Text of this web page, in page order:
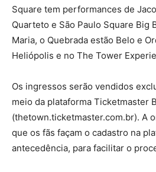
Square tem performances de
Quarteto e São Paulo Square Big
Maria, o Quebrada estão Belo e
Heliópolis e no The Tower
Os ingressos serão vendidos
meio da plataforma Ticketmaster
(thetown.ticketmaster.com.br). A
que os fãs façam o cadastro na
antecedência, para facilitar o